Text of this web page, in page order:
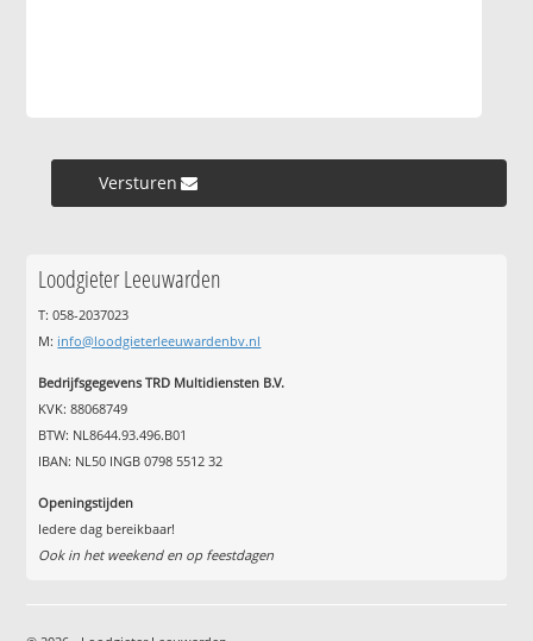
Versturen »
Loodgieter Leeuwarden
T: 058-2037023
M: info@loodgieterleeuwardenbv.nl
Bedrijfsgegevens TRD Multidiensten B.V.
KVK: 88068749
BTW: NL8644.93.496.B01
IBAN: NL50 INGB 0798 5512 32
Openingstijden
Iedere dag bereikbaar!
Ook in het weekend en op feestdagen